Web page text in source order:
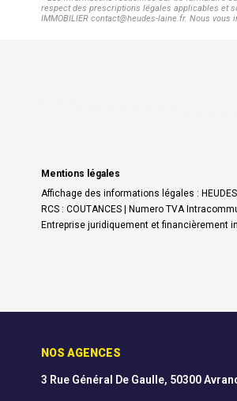
respect des prescriptions légales applicables et
IMMOBILIER contact@heudes-laine.fr. Nous
Mentions légales
Affichage des informations légales :
RCS : COUTANCES | Numero TVA
Entreprise juridiquement et financièrement
NOS AGENCES
3 Rue Général De Gaulle, 50300